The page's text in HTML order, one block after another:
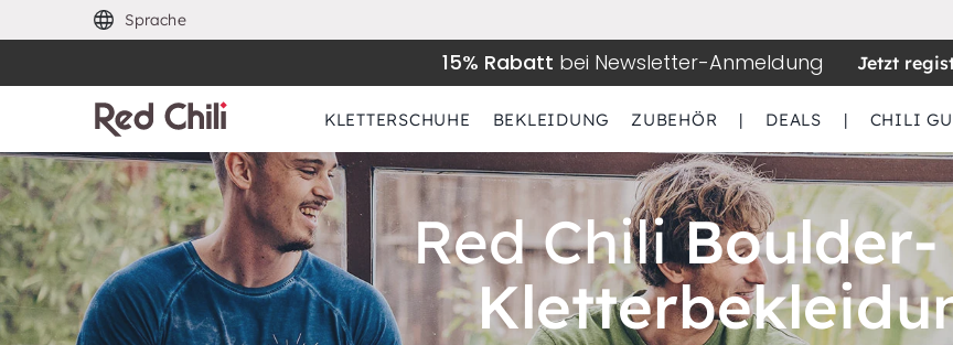
Sprache
15% Rabatt bei Newsletter-Anmeldung Jetzt
KLETTERSCHUHE BEKLEIDUNG ZUBEHÖR | DEALS | CHILI
Red Chili